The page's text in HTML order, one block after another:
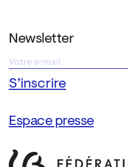
Newsletter
Espace presse